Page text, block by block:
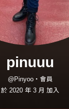
pinuuu
@Pinyoo・會員
於 2020 年 3 月 加入